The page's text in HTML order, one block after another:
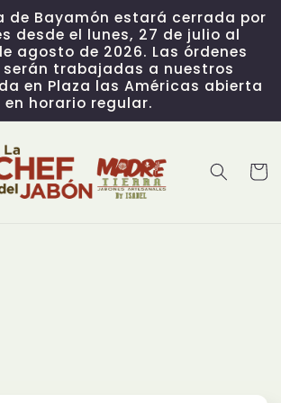
de Bayamón estará cerrada por
desde el lunes, 27 de julio al
agosto de 2026. Las órdenes
trabajadas a nuestros
en Plaza las Américas abierta
en horario regular.
Cart